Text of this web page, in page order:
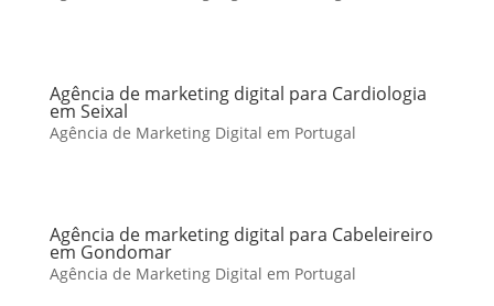
Agência de marketing digital para Cardiologia
em Seixal
Agência de Marketing Digital em Portugal
Agência de marketing digital para Cabeleireiro
em Gondomar
Agência de Marketing Digital em Portugal